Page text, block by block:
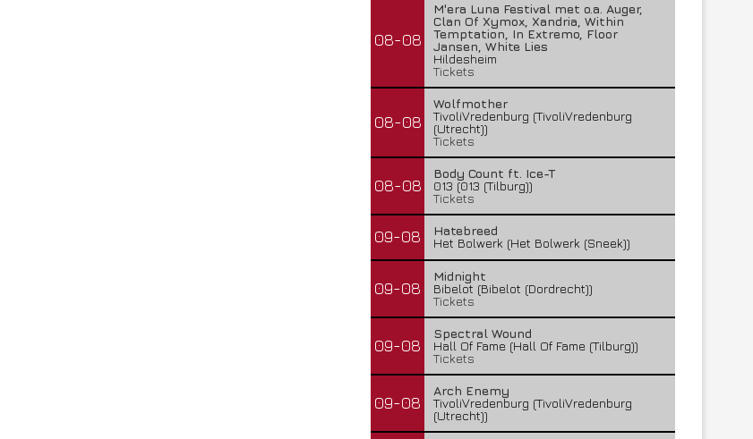
08-08
M'era Luna Festival met o.a. Auger,
Clan Of Xymox, Xandria, Within
Temptation, In Extremo, Floor
Jansen, White Lies
Hildesheim
Tickets
08-08
Wolfmother
TivoliVredenburg (TivoliVredenburg
(Utrecht))
Tickets
08-08
Body Count ft. Ice-T
013 (013 (Tilburg))
Tickets
09-08
Hatebreed
Het Bolwerk (Het Bolwerk (Sneek))
09-08
Midnight
Bibelot (Bibelot (Dordrecht))
Tickets
09-08
Spectral Wound
Hall Of Fame (Hall Of Fame (Tilburg))
Tickets
09-08
Arch Enemy
TivoliVredenburg (TivoliVredenburg
(Utrecht))